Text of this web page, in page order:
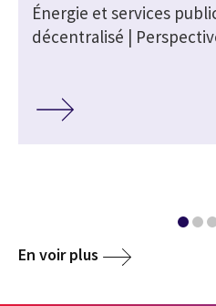
Énergie et services
décentralisé |
En voir plus